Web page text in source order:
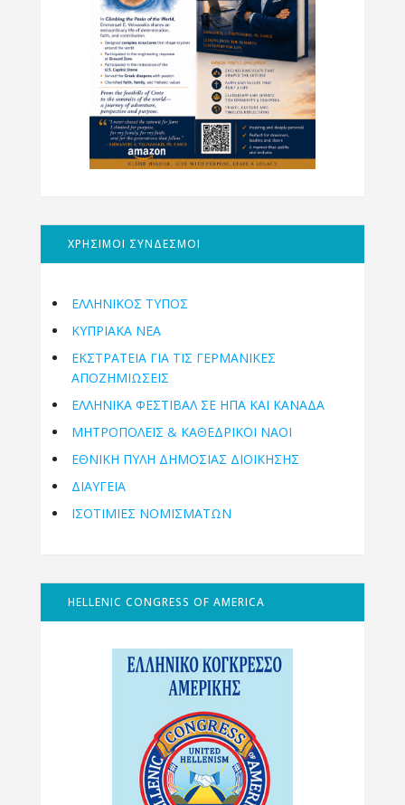
ΧΡΗΣΙΜΟΙ ΣΥΝΔΕΣΜΟΙ
ΕΛΛΗΝΙΚΟΣ ΤΥΠΟΣ
ΚΥΠΡΙΑΚΑ ΝΕΑ
ΕΚΣΤΡΑΤΕΙΑ ΓΙΑ ΤΙΣ ΓΕΡΜΑΝΙΚΕΣ
ΑΠΟΖΗΜΙΩΣΕΙΣ
ΕΛΛΗΝΙΚΆ ΦΕΣΤΙΒΆΛ ΣΕ ΗΠΑ ΚΑΙ ΚΑΝΑΔΑ
ΜΗΤΡΟΠΌΛΕΙΣ & ΚΑΘΕΔΡΙΚΟΊ ΝΑΟΊ
ΕΘΝΙΚΉ ΠΎΛΗ ΔΗΜΌΣΙΑΣ ΔΙΟΊΚΗΣΗΣ
ΔΙΑΥΓΕΙΑ
ΙΣΟΤΙΜΙΕΣ ΝΟΜΙΣΜΑΤΩΝ
HELLENIC CONGRESS OF AMERICA